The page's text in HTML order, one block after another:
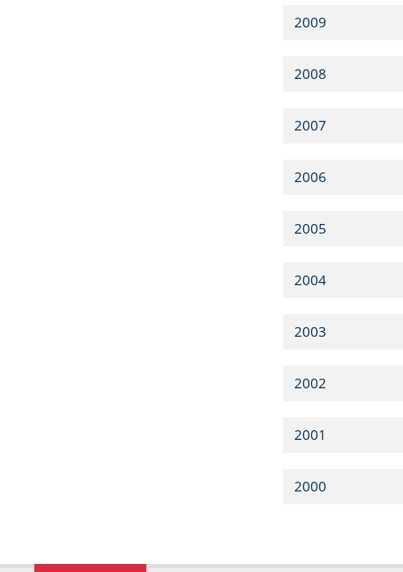
2009
2008
2007
2006
2005
2004
2003
2002
2001
2000